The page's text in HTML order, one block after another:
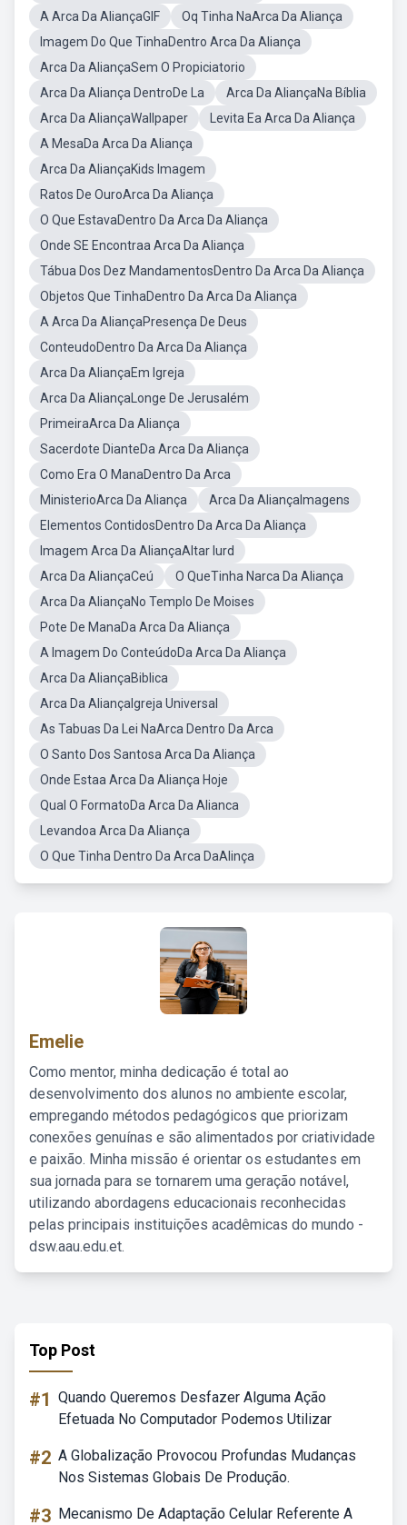
A Arca Da AliançaGIF
Oq Tinha NaArca Da Aliança
Imagem Do Que TinhaDentro Arca Da Aliança
Arca Da AliançaSem O Propiciatorio
Arca Da Aliança DentroDe La
Arca Da AliançaNa Bíblia
Arca Da AliançaWallpaper
Levita Ea Arca Da Aliança
A MesaDa Arca Da Aliança
Arca Da AliançaKids Imagem
Ratos De OuroArca Da Aliança
O Que EstavaDentro Da Arca Da Aliança
Onde SE Encontraa Arca Da Aliança
Tábua Dos Dez MandamentosDentro Da Arca Da Aliança
Objetos Que TinhaDentro Da Arca Da Aliança
A Arca Da AliançaPresença De Deus
ConteudoDentro Da Arca Da Aliança
Arca Da AliançaEm Igreja
Arca Da AliançaLonge De Jerusalém
PrimeiraArca Da Aliança
Sacerdote DianteDa Arca Da Aliança
Como Era O ManaDentro Da Arca
MinisterioArca Da Aliança
Arca Da AliançaImagens
Elementos ContidosDentro Da Arca Da Aliança
Imagem Arca Da AliançaAltar Iurd
Arca Da AliançaCeú
O QueTinha Narca Da Aliança
Arca Da AliançaNo Templo De Moises
Pote De ManaDa Arca Da Aliança
A Imagem Do ConteúdoDa Arca Da Aliança
Arca Da AliançaBiblica
Arca Da AliançaIgreja Universal
As Tabuas Da Lei NaArca Dentro Da Arca
O Santo Dos Santosa Arca Da Aliança
Onde Estaa Arca Da Aliança Hoje
Qual O FormatoDa Arca Da Alianca
Levandoa Arca Da Aliança
O Que Tinha Dentro Da Arca DaAlinça
Emelie
Como mentor, minha dedicação é total ao
desenvolvimento dos alunos no ambiente escolar,
empregando métodos pedagógicos que priorizam
conexões genuínas e são alimentados por criatividade
e paixão. Minha missão é orientar os estudantes em
sua jornada para se tornarem uma geração notável,
utilizando abordagens educacionais reconhecidas
pelas principais instituições acadêmicas do mundo -
dsw.aau.edu.et.
Top Post
#1 Quando Queremos Desfazer Alguma Ação
Efetuada No Computador Podemos Utilizar
#2 A Globalização Provocou Profundas Mudanças
Nos Sistemas Globais De Produção.
#3 Mecanismo De Adaptação Celular Referente A